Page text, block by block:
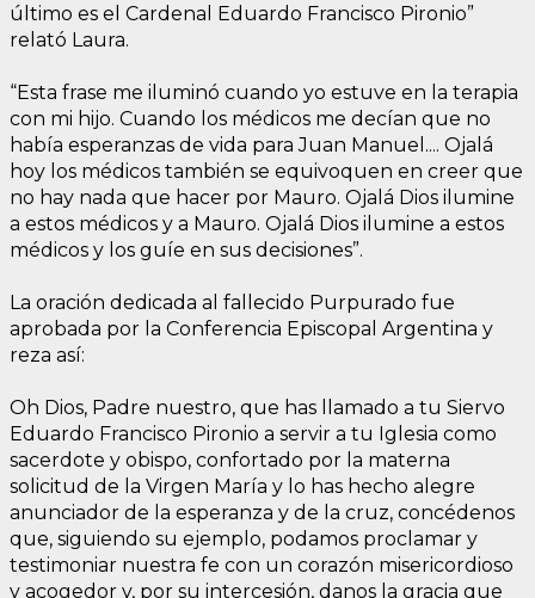
último es el Cardenal Eduardo Francisco Pironio”
relató Laura.
“Esta frase me iluminó cuando yo estuve en la terapia
con mi hijo. Cuando los médicos me decían que no
había esperanzas de vida para Juan Manuel.... Ojalá
hoy los médicos también se equivoquen en creer que
no hay nada que hacer por Mauro. Ojalá Dios ilumine
a estos médicos y a Mauro. Ojalá Dios ilumine a estos
médicos y los guíe en sus decisiones”.
La oración dedicada al fallecido Purpurado fue
aprobada por la Conferencia Episcopal Argentina y
reza así:
Oh Dios, Padre nuestro, que has llamado a tu Siervo
Eduardo Francisco Pironio a servir a tu Iglesia como
sacerdote y obispo, confortado por la materna
solicitud de la Virgen María y lo has hecho alegre
anunciador de la esperanza y de la cruz, concédenos
que, siguiendo su ejemplo, podamos proclamar y
testimoniar nuestra fe con un corazón misericordioso
y acogedor y, por su intercesión, danos la gracia que